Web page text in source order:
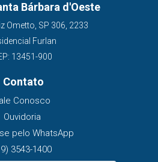
Bárbara d'Oeste
Ometto, SP 306, 2233
Furlan
13451-900
Contato
Conosco
Ouvidoria
pelo WhatsApp
3543-1400